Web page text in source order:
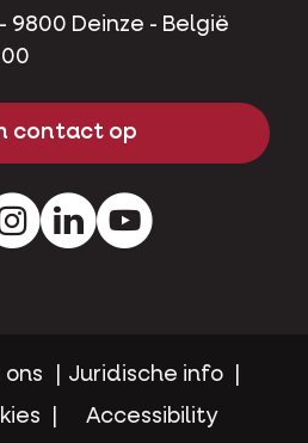
Deinze - België
00
contact op
InstagramLinkedInYoutube
ons
Juridische info
Accessibility